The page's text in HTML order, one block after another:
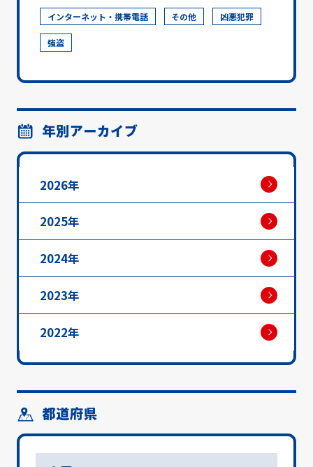
インターネット・携帯電話 その他 凶悪犯罪
強盗
年別アーカイブ
2026年
2025年
2024年
2023年
2022年
都道府県